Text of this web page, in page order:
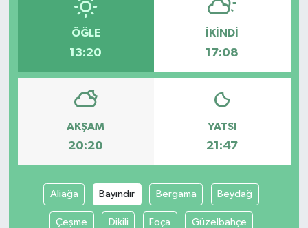
ÖĞLE
13:20
İKINDI
17:08
AKŞAM
20:20
YATSI
21:47
Aliağa Bayındır Bergama Beydağ
Çeşme Dikili Foça Güzelbahçe